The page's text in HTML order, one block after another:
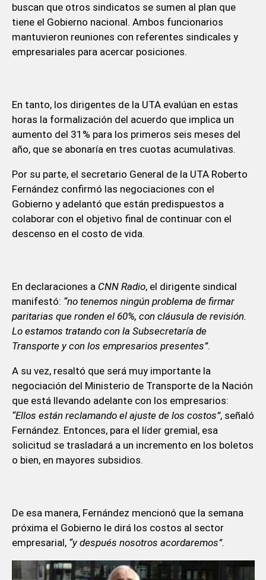
buscan que otros sindicatos se sumen al plan que
tiene el Gobierno nacional. Ambos funcionarios
mantuvieron reuniones con referentes sindicales y
empresariales para acercar posiciones.
En tanto, los dirigentes de la UTA evalúan en estas
horas la formalización del acuerdo que implica un
aumento del 31% para los primeros seis meses del
año, que se abonaría en tres cuotas acumulativas.
Por su parte, el secretario General de la UTA Roberto
Fernández confirmó las negociaciones con el
Gobierno y adelantó que están predispuestos a
colaborar con el objetivo final de continuar con el
descenso en el costo de vida.
En declaraciones a CNN Radio, el dirigente sindical
manifestó: “no tenemos ningún problema de firmar
paritarias que ronden el 60%, con cláusula de revisión.
Lo estamos tratando con la Subsecretaría de
Transporte y con los empresarios presentes”.
A su vez, resaltó que será muy importante la
negociación del Ministerio de Transporte de la Nación
que está llevando adelante con los empresarios:
“Ellos están reclamando el ajuste de los costos”, señaló
Fernández. Entonces, para el líder gremial, esa
solicitud se trasladará a un incremento en los boletos
o bien, en mayores subsidios.
De esa manera, Fernández mencionó que la semana
próxima el Gobierno le dirá los costos al sector
empresarial, “y después nosotros acordaremos”.